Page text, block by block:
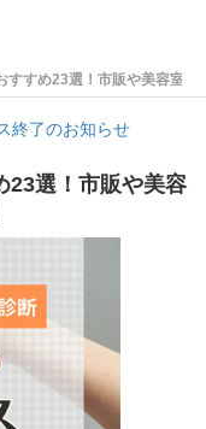
すすめ23選！市販や美容室で
終了のお知らせ
23選！市販や美容